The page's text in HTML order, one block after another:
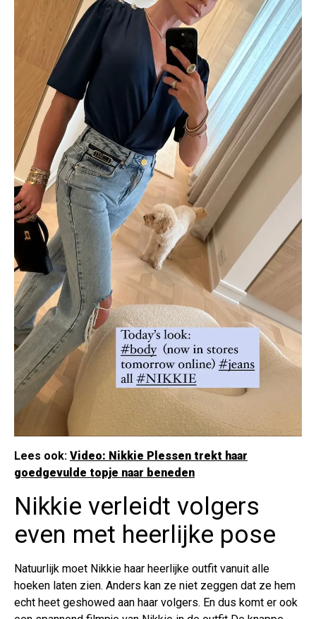
Lees ook: Video: Nikkie Plessen trekt haar
goedgevulde topje naar beneden
Nikkie verleidt volgers
even met heerlijke pose
Natuurlijk moet Nikkie haar heerlijke outfit vanuit alle
hoeken laten zien. Anders kan ze niet zeggen dat ze hem
echt heet geshowed aan haar volgers. En dus komt er ook